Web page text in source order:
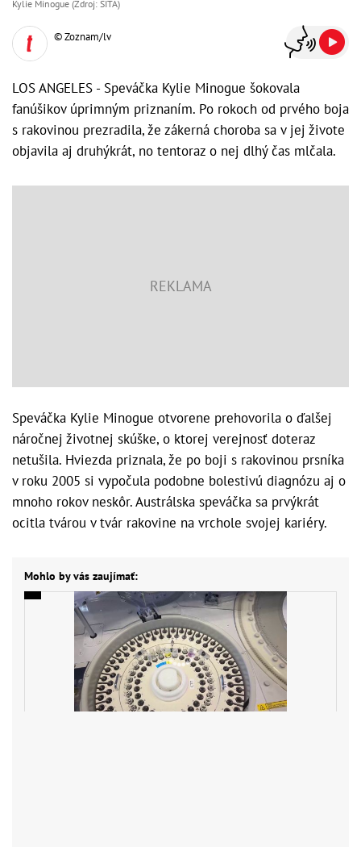
Kylie Minogue (Zdroj: SITA)
© Zoznam/lv
LOS ANGELES - Speváčka Kylie Minogue šokovala
fanúšikov úprimným priznaním. Po rokoch od prvého boja
s rakovinou prezradila, že zákerná choroba sa v jej živote
objavila aj druhýkrát, no tentoraz o nej dlhý čas mlčala.
Speváčka Kylie Minogue otvorene prehovorila o ďalšej
náročnej životnej skúške, o ktorej verejnosť doteraz
netušila. Hviezda priznala, že po boji s rakovinou prsníka
v roku 2005 si vypočula podobne bolestivú diagnózu aj o
mnoho rokov neskôr. Austrálska speváčka sa prvýkrát
ocitla tvárou v tvár rakovine na vrchole svojej kariéry.
Mohlo by vás zaujímať: